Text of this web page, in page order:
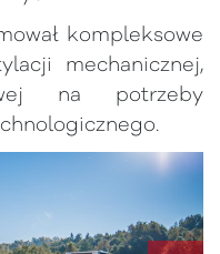
kompleksowe
mechanicznej,
na potrzeby